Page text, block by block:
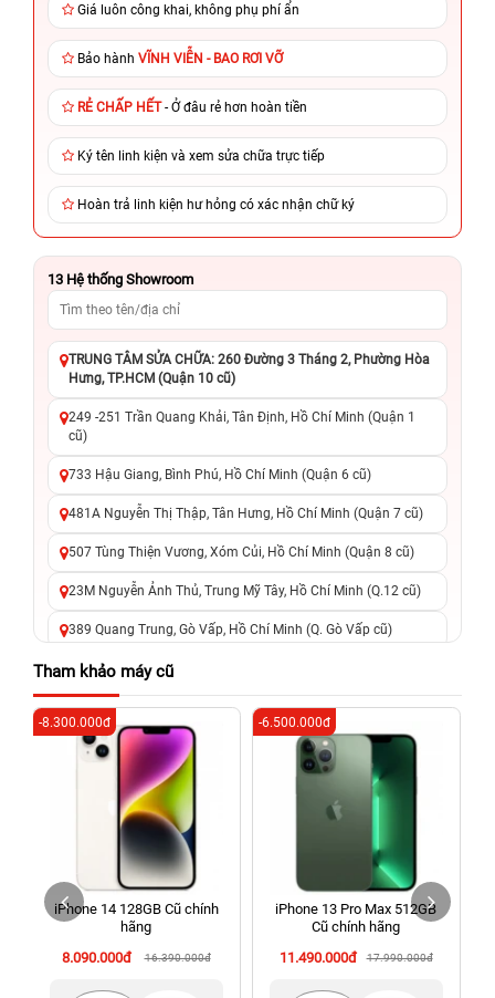
Giá luôn công khai, không phụ phí ẩn
Bảo hành VĨNH VIỄN - BAO RƠI VỠ
RẺ CHẤP HẾT- Ở đâu rẻ hơn hoàn tiền
Ký tên linh kiện và xem sửa chữa trực tiếp
Hoàn trả linh kiện hư hỏng có xác nhận chữ ký
13 Hệ thống Showroom
TRUNG TÂM SỬA CHỮA: 260 Đường 3 Tháng 2, Phường Hòa
Hưng, TP.HCM (Quận 10 cũ)
249 -251 Trần Quang Khải, Tân Định, Hồ Chí Minh (Quận 1
cũ)
733 Hậu Giang, Bình Phú, Hồ Chí Minh (Quận 6 cũ)
481A Nguyễn Thị Thập, Tân Hưng, Hồ Chí Minh (Quận 7 cũ)
507 Tùng Thiện Vương, Xóm Củi, Hồ Chí Minh (Quận 8 cũ)
23M Nguyễn Ảnh Thủ, Trung Mỹ Tây, Hồ Chí Minh (Q.12 cũ)
389 Quang Trung, Gò Vấp, Hồ Chí Minh (Q. Gò Vấp cũ)
625 - 625A Âu Cơ, Tân Phú, Hồ Chí Minh (Quận Tân Phú cũ)
326 Lê Văn Việt, Tăng Nhơn Phú, Hồ Chí Minh (Q.9 TP. Thủ
Đức cũ)
256 Võ Văn Ngân, Thủ Đức, Hồ Chí Minh (Bình Thọ, TP. Thủ
70 Nguyễn An Ninh, Dĩ An, Hồ Chí Minh (Bình Dương Cũ)
24h Vũng Tàu: 162A Ba Cu, Vũng Tàu, Hồ Chí Minh (TP. Vũng
Tàu cũ)
198 Hoàng Văn Thụ, Tân Sơn Nhất, Hồ Chí Minh (Tân Bình
Tham khảo máy cũ
iPhone 14 128GB Cũ chính
hãng
8.090.000đ
16.390.000đ
-8.300.000đ
iPhone 13 Pro Max 512GB
Cũ chính hãng
11.490.000đ
17.990.000đ
-6.500.000đ